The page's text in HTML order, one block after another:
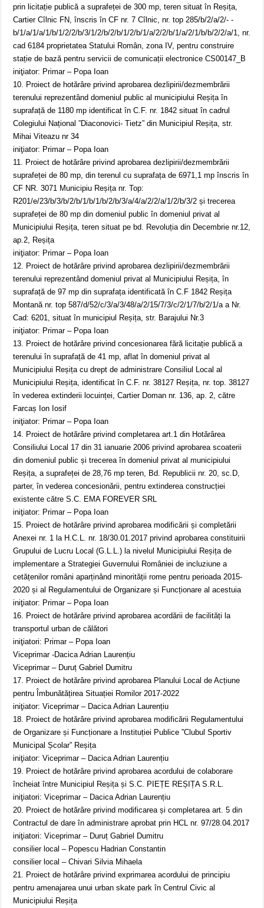
prin licitație publică a suprafeței de 300 mp, teren situat în Reșița,
Cartier Cîlnic FN, înscris în CF nr. 7 Cîlnic, nr. top 285/b/2/a/2/- -
b/1/a/1/a/1/b/1/2/2/b/3/1/2/b/2/b/1/2/b/1/a/2/2/b/1/a/2/1/b/b/2/2/a/1, nr.
cad 6184 proprietatea Statului Român, zona IV, pentru construire
stație de bază pentru servicii de comunicații electronice CS00147_B
iniţiator: Primar – Popa Ioan
10. Proiect de hotărâre privind aprobarea dezlipirii/dezmembrării
terenului reprezentând domeniul public al municipiului Reșița în
suprafață de 1180 mp identificat în C.F. nr. 1842 situat în cadrul
Colegiului Național ”Diaconovici- Tietz” din Municipiul Reșița, str.
Mihai Viteazu nr 34
iniţiator: Primar – Popa Ioan
11. Proiect de hotărâre privind aprobarea dezlipirii/dezmembrării
suprafeței de 80 mp, din terenul cu suprafața de 6971,1 mp înscris în
CF NR. 3071 Municipiu Reșița nr. Top:
R201/e/23/b/3/b/2/b/1/b/1/b/2/b/3/a/4/a/2/2/a/1/2/b/3/2 și trecerea
suprafeței de 80 mp din domeniul public în domeniul privat al
Municipiului Reșița, teren situat pe bd. Revoluția din Decembrie nr.12,
ap.2, Reșița
iniţiator: Primar – Popa Ioan
12. Proiect de hotărâre privind aprobarea dezlipirii/dezmembrării
terenului reprezentând domeniul privat al Municipiului Reșița, în
suprafață de 97 mp din suprafața identificată în C.F 1842 Reșița
Montană nr. top 587/d/52/c/3/a/3/48/a/2/15/7/3/c/2/1/7/b/2/1/a a Nr.
Cad: 6201, situat în municipiul Reșița, str. Barajului Nr.3
iniţiator: Primar – Popa Ioan
13. Proiect de hotărâre privind concesionarea fără licitație publică a
terenului în suprafață de 41 mp, aflat în domeniul privat al
Municipiului Reșița cu drept de administrare Consiliul Local al
Municipiului Reșița, identificat în C.F. nr. 38127 Reșița, nr. top. 38127
în vederea extinderii locuinței, Cartier Doman nr. 136, ap. 2, către
Farcaș Ion Iosif
iniţiator: Primar – Popa Ioan
14. Proiect de hotărâre privind completarea art.1 din Hotărârea
Consiliului Local 17 din 31 ianuarie 2006 privind aprobarea scoaterii
din domeniul public și trecerea în domeniul privat al municipiului
Reșița, a suprafeței de 28,76 mp teren, Bd. Republicii nr. 20, sc.D,
parter, în vederea concesionării, pentru extinderea construcției
existente către S.C. EMA FOREVER SRL
iniţiator: Primar – Popa Ioan
15. Proiect de hotărâre privind aprobarea modificării și completării
Anexei nr. 1 la H.C.L. nr. 18/30.01.2017 privind aprobarea constituirii
Grupului de Lucru Local (G.L.L.) la nivelul Municipiului Reșița de
implementare a Strategiei Guvernului României de incluziune a
cetățenilor români aparținând minorității rome pentru perioada 2015-
2020 și al Regulamentului de Organizare și Funcționare al acestuia
iniţiator: Primar – Popa Ioan
16. Proiect de hotărâre privind aprobarea acordării de facilități la
transportul urban de călători
iniţiatori: Primar – Popa Ioan
Viceprimar -Dacica Adrian Laurențiu
Viceprimar – Duruț Gabriel Dumitru
17. Proiect de hotărâre privind aprobarea Planului Local de Acțiune
pentru Îmbunătățirea Situației Romilor 2017-2022
iniţiator: Viceprimar – Dacica Adrian Laurențiu
18. Proiect de hotărâre privind aprobarea modificării Regulamentului
de Organizare și Funcționare a Instituției Publice ”Clubul Sportiv
Municipal Școlar” Reșița
iniţiator: Viceprimar – Dacica Adrian Laurențiu
19. Proiect de hotărâre privind aprobarea acordului de colaborare
încheiat între Municipiul Reșița și S.C. PIEȚE REȘIȚA S.R.L.
iniţiatori: Viceprimar – Dacica Adrian Laurențiu
20. Proiect de hotărâre privind modificarea și completarea art. 5 din
Contractul de dare în administrare aprobat prin HCL nr. 97/28.04.2017
iniţiatori: Viceprimar – Duruț Gabriel Dumitru
consilier local – Popescu Hadrian Constantin
consilier local – Chivari Silvia Mihaela
21. Proiect de hotărâre privind exprimarea acordului de principiu
pentru amenajarea unui urban skate park în Centrul Civic al
Municipiului Reșița